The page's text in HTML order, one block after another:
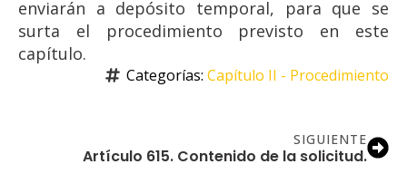
enviarán a depósito temporal, para que se
surta el procedimiento previsto en este
capítulo.
Categorías: Capítulo II - Procedimiento
SIGUIENTE
Artículo 615. Contenido de la solicitud.